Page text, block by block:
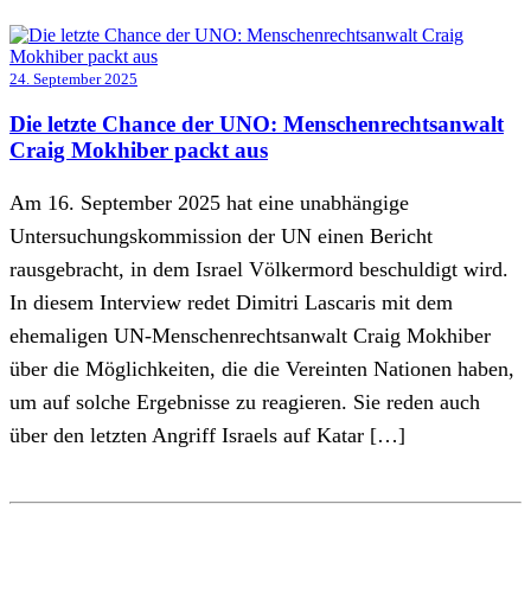
24. September 2025
Die letzte Chance der UNO: Menschenrechtsanwalt
Craig Mokhiber packt aus
Am 16. September 2025 hat eine unabhängige
Untersuchungskommission der UN einen Bericht
rausgebracht, in dem Israel Völkermord beschuldigt wird.
In diesem Interview redet Dimitri Lascaris mit dem
ehemaligen UN-Menschenrechtsanwalt Craig Mokhiber
über die Möglichkeiten, die die Vereinten Nationen haben,
um auf solche Ergebnisse zu reagieren. Sie reden auch
über den letzten Angriff Israels auf Katar […]